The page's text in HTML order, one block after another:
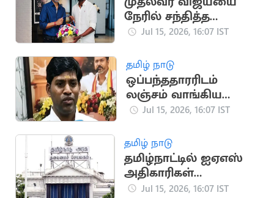
நேரில் சந்தித்த
கிரிக்கெட் வீரர் சாய்
Jul 15, 2026, 16:07 IST
தமிழ் நாடு
ஒப்பந்ததாரரிடம்
லஞ்சம் வாங்கிய
தவெக ஊராட்சித்
Jul 15, 2026, 16:07 IST
தமிழ் நாடு
தமிழ்நாட்டில் ஐஏஎஸ்
அதிகாரிகள்
இடமாற்றம்: புதிய
Jul 15, 2026, 16:07 IST